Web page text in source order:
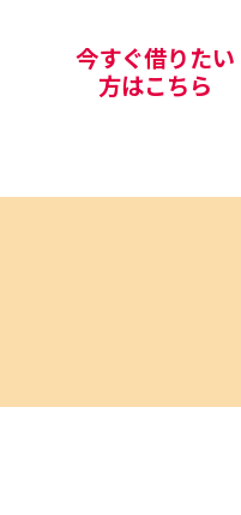
今すぐ借りたい
方はこちら